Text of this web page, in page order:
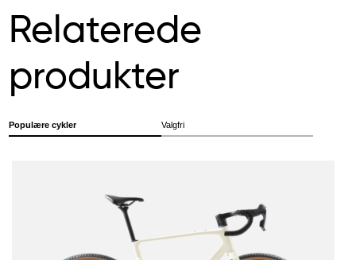
Relaterede
produkter
Populære cykler Valgfri